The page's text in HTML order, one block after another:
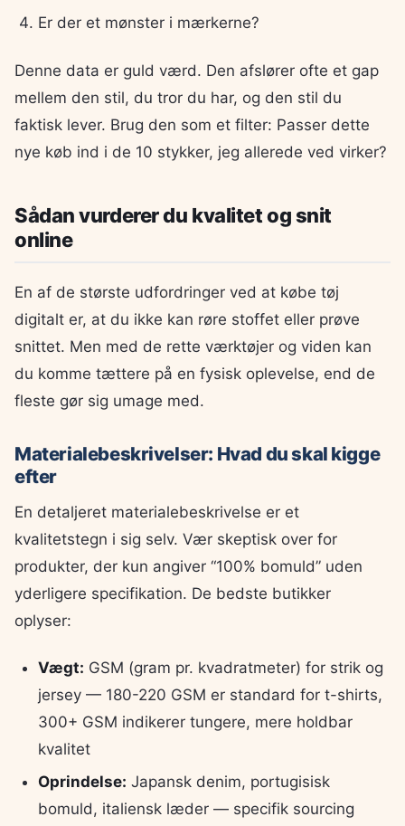
Er der et mønster i mærkerne?
Denne data er guld værd. Den afslører ofte et gap
mellem den stil, du tror du har, og den stil du
faktisk lever. Brug den som et filter: Passer dette
nye køb ind i de 10 stykker, jeg allerede ved virker?
Sådan vurderer du kvalitet og snit
online
En af de største udfordringer ved at købe tøj
digitalt er, at du ikke kan røre stoffet eller prøve
snittet. Men med de rette værktøjer og viden kan
du komme tættere på en fysisk oplevelse, end de
fleste gør sig umage med.
Materialebeskrivelser: Hvad du skal kigge
efter
En detaljeret materialebeskrivelse er et
kvalitetstegn i sig selv. Vær skeptisk over for
produkter, der kun angiver “100% bomuld” uden
yderligere specifikation. De bedste butikker
oplyser:
Vægt: GSM (gram pr. kvadratmeter) for strik og
jersey — 180-220 GSM er standard for t-shirts,
300+ GSM indikerer tungere, mere holdbar
kvalitet
Oprindelse: Japansk denim, portugisisk
bomuld, italiensk læder — specifik sourcing